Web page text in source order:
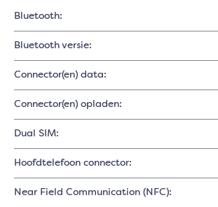
Bluetooth:
Bluetooth versie:
Connector(en) data:
Connector(en) opladen:
Dual SIM:
Hoofdtelefoon connector:
Near Field Communication (NFC):